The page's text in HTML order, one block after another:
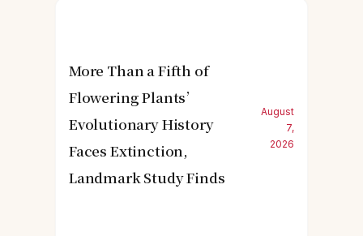
More Than a Fifth of
Flowering Plants’
Evolutionary History
Faces Extinction,
Landmark Study Finds
August
7,
2026